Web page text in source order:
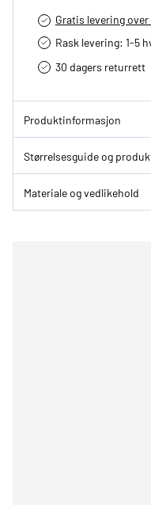
Gratis levering
Rask levering: 1-5
30 dagers returrett
Produktinformasjon
Størrelsesguide og
Materiale og vedlikehold